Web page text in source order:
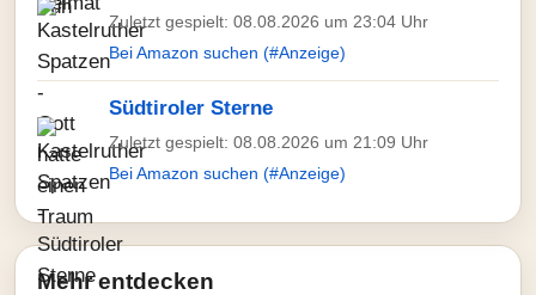
Zuletzt gespielt: 08.08.2026 um 23:04 Uhr
Bei Amazon suchen (#Anzeige)
Südtiroler Sterne
Zuletzt gespielt: 08.08.2026 um 21:09 Uhr
Bei Amazon suchen (#Anzeige)
Mehr entdecken